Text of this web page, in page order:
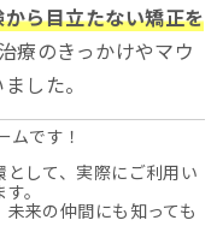
ら目立たない矯正を
療のきっかけやマウ
した。
ムです！
して、実際にご利用い
。
来の仲間にも知っても